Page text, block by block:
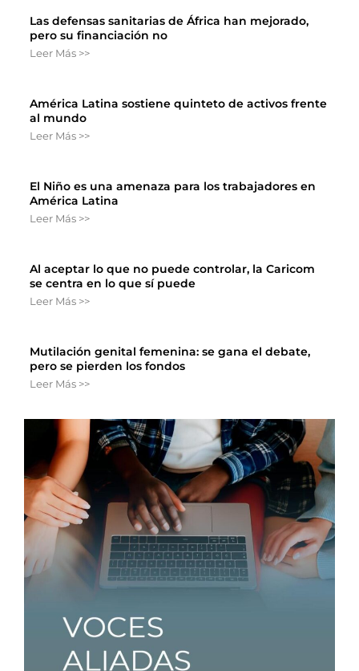
Las defensas sanitarias de África han mejorado,
pero su financiación no
Leer Más >>
América Latina sostiene quinteto de activos frente
al mundo
Leer Más >>
El Niño es una amenaza para los trabajadores en
América Latina
Leer Más >>
Al aceptar lo que no puede controlar, la Caricom
se centra en lo que sí puede
Leer Más >>
Mutilación genital femenina: se gana el debate,
pero se pierden los fondos
Leer Más >>